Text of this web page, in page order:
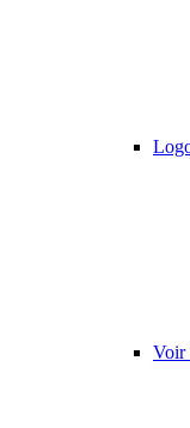
Voir